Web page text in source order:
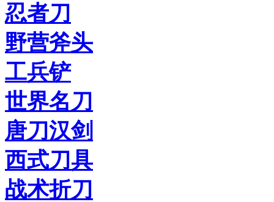
忍者刀
野营斧头
工兵铲
世界名刀
唐刀汉剑
西式刀具
战术折刀